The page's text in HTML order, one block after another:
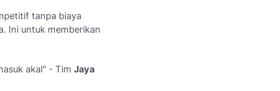
tanpa biaya
Ini untuk memberikan
akal" - Tim Jaya